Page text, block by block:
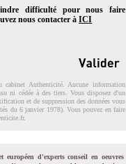
difficulté pour nous faire
nous contacter à ICI
cabinet Authenticité. Aucune information
ni cédée à des tiers. Vous disposez d'un
et de suppression des données vous
du 6 janvier 1978). Vous pouvez en faire
.
européen d'experts conseil en oeuvres